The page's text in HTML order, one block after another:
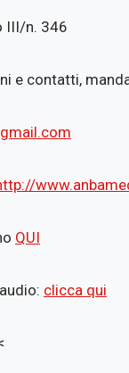
III/n. 346
e contatti,
QUI
clicca qui